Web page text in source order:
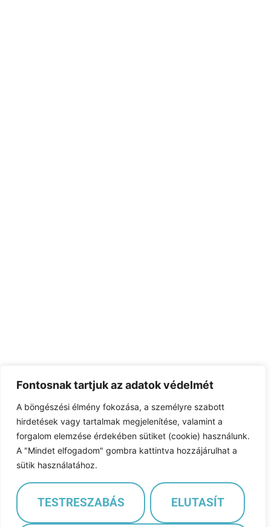
Fontosnak tartjuk az adatok védelmét
A böngészési élmény fokozása, a személyre szabott
hirdetések vagy tartalmak megjelenítése, valamint a
forgalom elemzése érdekében sütiket (cookie) használunk.
A "Mindet elfogadom" gombra kattintva hozzájárulhat a
sütik használatához.
TESTRESZABÁS ELUTASÍT